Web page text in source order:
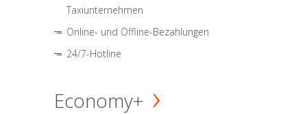
Taxiunternehmen
Online- und Offline-Bezahlungen
24/7-Hotline
Economy+